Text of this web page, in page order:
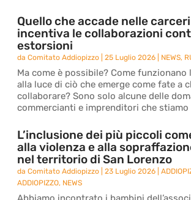
Quello che accade nelle
incentiva le collaborazioni
estorsioni
daComitato Addiopizzo |25 Luglio 2026 NEWS,
Ma come è possibile? Come funzionano
alla luce di ciò che emerge come fate a
collaborare? Sono solo alcune delle
commercianti e imprenditori che
L’inclusione dei più piccoli
alla violenza e alla
nel territorio di San Lorenzo
daComitato Addiopizzo |23 Luglio 2026 |
ADDIOPIZZO, NEWS